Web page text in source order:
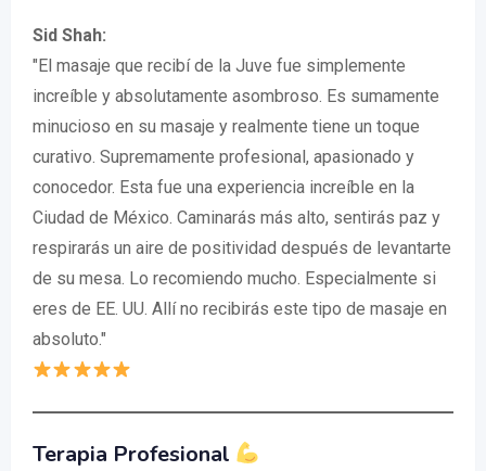
Sid Shah:
"El masaje que recibí de la Juve fue simplemente
increíble y absolutamente asombroso. Es sumamente
minucioso en su masaje y realmente tiene un toque
curativo. Supremamente profesional, apasionado y
conocedor. Esta fue una experiencia increíble en la
Ciudad de México. Caminarás más alto, sentirás paz y
respirarás un aire de positividad después de levantarte
de su mesa. Lo recomiendo mucho. Especialmente si
eres de EE. UU. Allí no recibirás este tipo de masaje en
absoluto."
Terapia Profesional